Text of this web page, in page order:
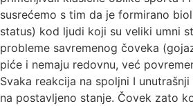
susrećemo s tim da je formirano
status) kod ljudi koji su veliki umni
probleme savremenog čoveka
piće i nemaju redovnu, već
Svaka reakcija na spoljni I
na postavljeno stanje. Čovek zato